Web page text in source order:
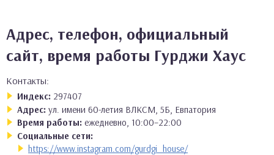
Адрес, телефон, официальный
сайт, время работы Гурджи Хаус
Контакты:
Индекс: 297407
Адрес: ул. имени 60-летия ВЛКСМ, 5Б, Евпатория
Время работы: ежедневно, 10:00–22:00
Социальные сети:
https://www.instagram.com/gurdgi_house/